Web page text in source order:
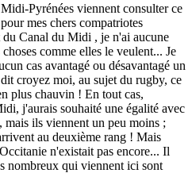
Pyrénées viennent consulter ce
mes chers compatriotes
Canal du Midi , je n'ai aucune
comme elles le veulent... Je
cas avantagé ou désavantagé un
croyez moi, au sujet du rugby, ce
plus chauvin ! En tout cas,
j'aurais souhaité une égalité avec
ils viennent un peu moins ;
au deuxième rang ! Mais
n'existait pas encore... Il
nombreux qui viennent ici sont